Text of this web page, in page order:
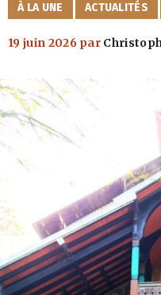
CATÉGORIES
À LA UNE ACTUALITÉS
19 juin 2026 par